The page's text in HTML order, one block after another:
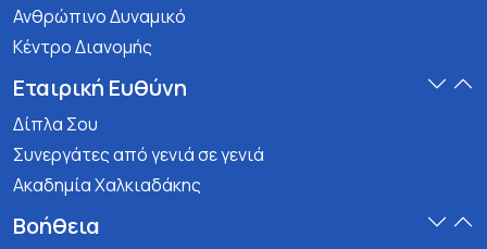
Ανθρώπινο Δυναμικό
Κέντρο Διανομής
Εταιρική Ευθύνη
Δίπλα Σου
Συνεργάτες από γενιά σε γενιά
Ακαδημία Χαλκιαδάκης
Βοήθεια